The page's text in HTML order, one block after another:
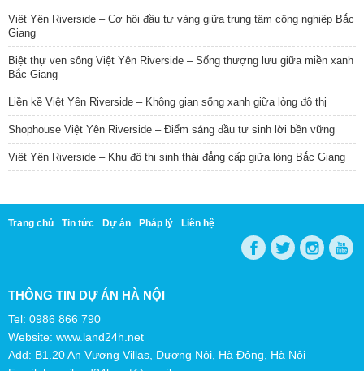
Việt Yên Riverside – Cơ hội đầu tư vàng giữa trung tâm công nghiệp Bắc
Giang
Biệt thự ven sông Việt Yên Riverside – Sống thượng lưu giữa miền xanh
Bắc Giang
Liền kề Việt Yên Riverside – Không gian sống xanh giữa lòng đô thị
Shophouse Việt Yên Riverside – Điểm sáng đầu tư sinh lời bền vững
Việt Yên Riverside – Khu đô thị sinh thái đẳng cấp giữa lòng Bắc Giang
Trang chủ Tin tức Dự án Pháp lý Liên hệ
THÔNG TIN DỰ ÁN HÀ NỘI
Tel: 0986 866 790
Website: www.land24h.net
Add: B1.20 An Vượng Villas, Dương Nội, Hà Đông, Hà Nội